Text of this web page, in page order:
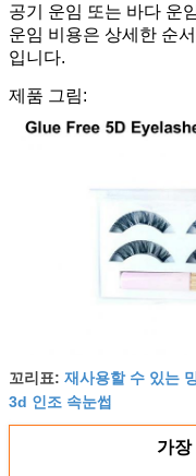
공기 운임 또는 바다 운
운임 비용은 상세한 순
입니다.
제품 그림:
꼬리표: 재사용할 수 있는
3d 인조 속눈썹
가장